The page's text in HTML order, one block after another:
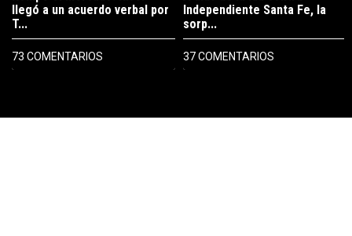
llegó a un acuerdo verbal por
T...
73 COMENTARIOS
Independiente Santa Fe, la
sorp...
37 COMENTARIOS